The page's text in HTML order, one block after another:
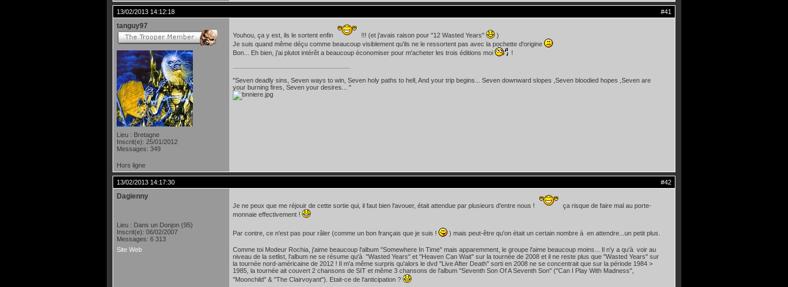
#41
13/02/2013 14:12:18
tanguy97
Lieu : Bretagne
Inscrit(e): 25/01/2012
Messages: 349
Youhou, ça y est, ils le sortent enfin !!! (et j'avais raison pour "12 Wasted Years"
)
Je suis quand même déçu comme beaucoup visiblement qu'ils ne le ressortent pas avec la pochette d'origine
Bon... Eh bien, j'ai plutot intérêt a beaucoup économiser pour m'acheter les trois éditions moi
!
"Seven deadly sins, Seven ways to win, Seven holy paths to hell, And your trip begins... Seven downward slopes ,Seven bloodied hopes ,Seven are
your burning fires, Seven your desires... "
Hors ligne
#42
13/02/2013 14:17:30
Dagienny
Lieu : Dans un Donjon (95)
Inscrit(e): 06/02/2007
Messages: 6 313
Site Web
Je ne peux que me réjouir de cette sortie qui, il faut bien l'avouer, était attendue par plusieurs d'entre nous !
ça risque de faire mal au porte-
monnaie effectivement !
Par contre, ce n'est pas pour râler (comme un bon français que je suis ! ) mais peut-être qu'on était un certain nombre à en attendre...un petit plus.
Comme toi Modeur Rochia, j'aime beaucoup l'album ''Somewhere In Time'' mais apparemment, le groupe l'aime beaucoup moins... Il n'y a qu'à voir au
niveau de la setlist, l'album ne se résume qu'à ''Wasted Years'' et ''Heaven Can Wait'' sur la tournée de 2008 et il ne reste plus que ''Wasted Years'' sur
la tournée nord-américaine de 2012 ! Il m'a même surpris qu'alors le dvd ''Live After Death'' sorti en 2008 ne se concentrait que sur la période 1984 >
1985, la tournée ait couvert 2 chansons de SIT et même 3 chansons de l'album ''Seventh Son Of A Seventh Son'' (''Can I Play With Madness'',
''Moonchild'' & ''The Clairvoyant''). Etait-ce de l'anticipation ?